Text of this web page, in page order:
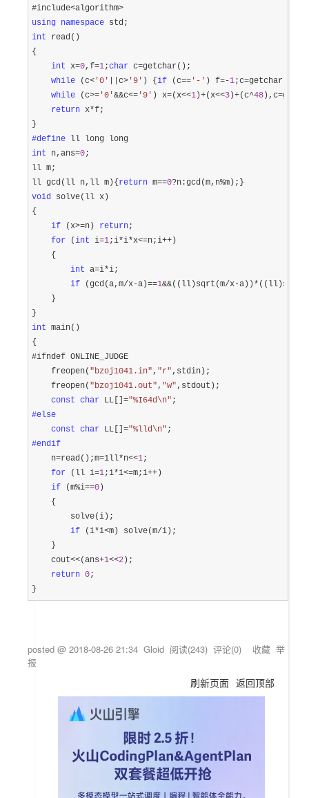
#include
using namespace
int read()
{
int x=0,f=1;char c=getchar();
while (c< '0 ' ||c> '9 ' ) { if (c== ' - ' ) f=-1;c=getchar();}
while (c>= '0 '&&c<= '9 ' ) x=(x<<1 )+(x<<3 )+(c^48 ),c=
return x*f;
#define
int n,ans=0;
ll m;
ll gcd(ll n,ll m){ return m==0?n:gcd(m,n%
void solve(ll x)
{
if (x>=n) return;
for (int i=1;i*i*x<=n;i++ )
    {
int a=i*i;
if (gcd(a,m/x-a)==1&&((ll)sqrt(m/x-
    }
int main()
{
#ifndef ONLINE_JUDGE
    freopen(
"bzoj1041.in" , "r" ,stdin);
    freopen(
"bzoj1041.out" , "w" ,stdout);
const char LL[]="%I64d\n"
#else
const char LL[]="%lld\n"
#endif
    n
=read();m=1ll*n<<1;
for (ll i=1;i*i<=m;i++ )
if (m%i==0 )
    {
        solve(i);
if (i*i<m) solve(m/i);
    }
    cout
<<(ans+1<<2 );
return 0;
}
posted @ 2018-08-26 21:34 Gloid 阅读(243) 评论(0) 收藏 举
报
刷新页面 返回顶部